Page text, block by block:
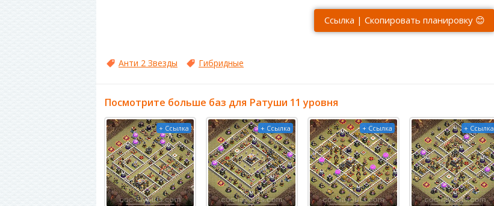
Ссылка | Скопировать планировку 😊
Анти 2 Звезды Гибридные
Посмотрите больше баз для Ратуши 11 уровня
+ Ссылка + Ссылка + Ссылка + Ссылка